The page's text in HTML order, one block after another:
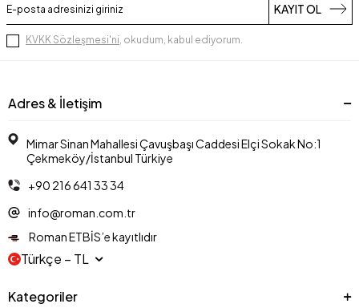
KAYIT OL
KVKK Sözleşmesi'ni, okudum, kabul ediyorum.
Adres & İletişim
Mimar Sinan Mahallesi Çavuşbaşı Caddesi Elçi Sokak No:1
Çekmeköy/İstanbul Türkiye
+90 216 641 33 34
info@roman.com.tr
Roman ETBİS’e kayıtlıdır
Türkçe − TL
Kategoriler